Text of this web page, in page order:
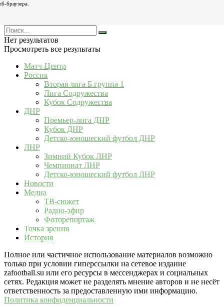
браузера.
Нет результатов
Просмотреть все результаты
Матч-Центр
Россия
Вторая лига Б группа 1
Лига Содружества
Кубок Содружества
ДНР
Премьер-лига ДНР
Кубок ДНР
Детско-юношеский футбол ДНР
ЛНР
Зимний Кубок ЛНР
Чемпионат ЛНР
Детско-юношеский футбол ЛНР
Новости
Медиа
ТВ-сюжет
Радио-эфир
Фоторепортаж
Точка зрения
История
Полное или частичное использование материалов возможно
только при условии гиперссылки на сетевое издание
zafootball.su или его ресурсы в мессенджерах и социальных
сетях. Редакция может не разделять мнение авторов и не несёт
ответственность за предоставленную ими информацию.
Политика конфиденциальности